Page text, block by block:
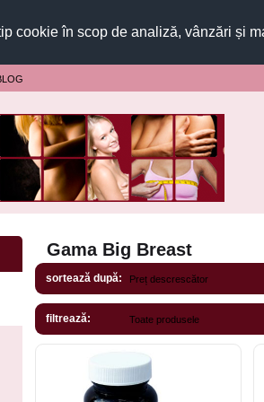
cookie în scop de analiză, vânzări și
Gama Big Breast
sortează după:
filtrează: